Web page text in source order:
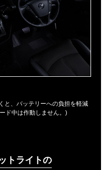
と、バッテリーへの負担を軽減
ド中は作動しません。)
トライトの